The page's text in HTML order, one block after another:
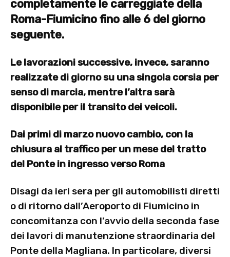
completamente le carreggiate della
Roma-Fiumicino fino alle 6 del giorno
seguente.
Le lavorazioni successive, invece, saranno
realizzate di giorno su una singola corsia per
senso di marcia, mentre l’altra sarà
disponibile per il transito dei veicoli.
Dai primi di marzo nuovo cambio, con la
chiusura al traffico per un mese del tratto
del Ponte in ingresso verso Roma
Disagi da ieri sera per gli automobilisti diretti
o di ritorno dall’Aeroporto di Fiumicino in
concomitanza con l’avvio della seconda fase
dei lavori di manutenzione straordinaria del
Ponte della Magliana. In particolare, diversi